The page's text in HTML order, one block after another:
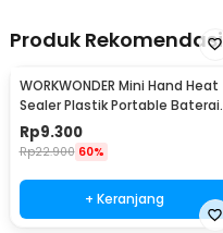
Produk Rekomendasi
WORKWONDER Mini Hand Heat
Sealer Plastik Portable Baterai
AA - LX2000A
Rp9.300
Rp22.900 60%
+ Keranjang